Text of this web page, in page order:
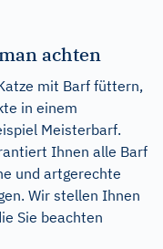
achten
mit Barf füttern,
in einem
Meisterbarf.
Ihnen alle Barf
und artgerechte
Wir stellen Ihnen
Sie beachten